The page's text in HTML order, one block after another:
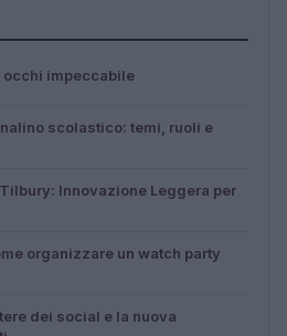
occhi impeccabile
scolastico: temi, ruoli e
Innovazione Leggera per
organizzare un watch party
dei social e la nuova